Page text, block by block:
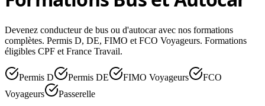
Devenez conducteur de bus ou d'autocar avec nos formations
complètes. Permis D, DE, FIMO et FCO Voyageurs. Formations
éligibles CPF et France Travail.
Permis D Permis DE FIMO Voyageurs
FCO
Voyageurs
Passerelle